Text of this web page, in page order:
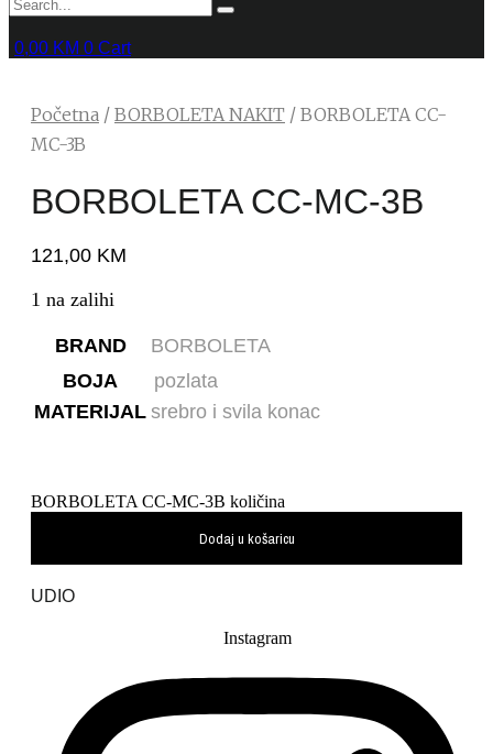
0,00 KM 0 Cart
Početna / BORBOLETA NAKIT / BORBOLETA CC-
MC-3B
BORBOLETA CC-MC-3B
121,00 KM
1 na zalihi
BRAND
BORBOLETA
BOJA
pozlata
MATERIJAL srebro i svila konac
BORBOLETA CC-MC-3B količina
Dodaj u košaricu
UDIO
Instagram